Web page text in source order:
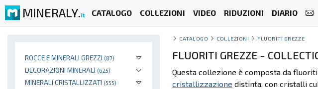
MINERALY.it CATALOGO COLLEZIONI VIDEO RIDUZIONI DIARIO
ROCCE E MINERALI GREZZI (87)
DECORAZIONI MINERALI (625)
MINERALI CRISTALLIZZATI (555)
CATALOGO COLLEZIONI FLUORITI GREZZE
FLUORITI GREZZE -
Questa collezione è composta da
cristallizzazione distinta, con cristalli